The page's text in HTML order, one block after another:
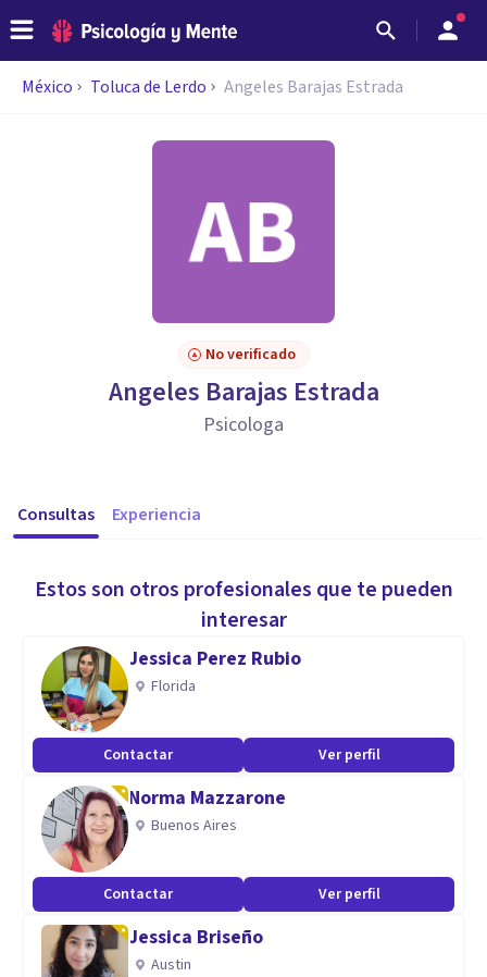
México Toluca de Lerdo Angeles Barajas Estrada
No verificado
Angeles Barajas Estrada
Psicologa
Consultas Experiencia
Estos son otros profesionales que te pueden
interesar
Jessica Perez Rubio
Florida
Contactar Ver perfil
Norma Mazzarone
Buenos Aires
Contactar Ver perfil
Jessica Briseño
Austin